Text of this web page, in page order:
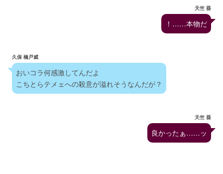
天竺 葵
！……本物だ
久保 橋戸威
おいコラ何感激してんだよ
こちとらテメェへの殺意が溢れそうなんだが？
天竺 葵
良かったぁ……ッ